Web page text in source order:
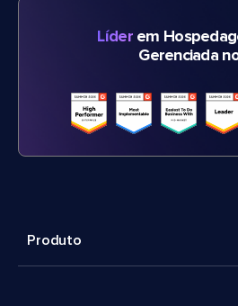
Líderem
Gerenciada
Produto